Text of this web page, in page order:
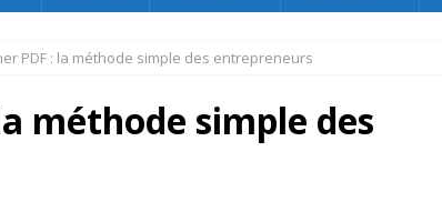
PDF : la méthode simple des entrepreneurs
méthode simple des